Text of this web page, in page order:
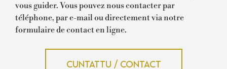
vous guider. Vous pouvez nous contacter par
téléphone, par e-mail ou directement via notre
formulaire de contact en ligne.
Cuntattu / Contact